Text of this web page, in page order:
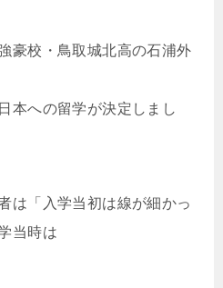
豪校・鳥取城北高の石浦外
本への留学が決定しまし
は「入学当初は線が細かっ
当時は